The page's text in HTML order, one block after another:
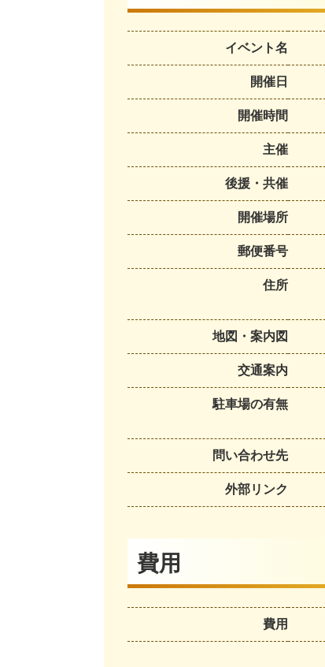
イベント名
開催日
開催時間
主催
後援・共催
開催場所
郵便番号
住所
地図・案内図
交通案内
駐車場の有無
問い合わせ先
外部リンク
費用
費用